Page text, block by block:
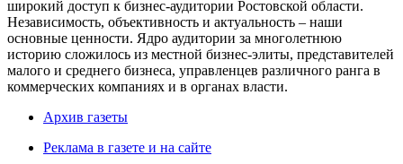
широкий доступ к бизнес-аудитории Ростовской области.
Независимость, объективность и актуальность – наши
основные ценности. Ядро аудитории за многолетнюю
историю сложилось из местной бизнес-элиты, представителей
малого и среднего бизнеса, управленцев различного ранга в
коммерческих компаниях и в органах власти.
Архив газеты
Реклама в газете и на сайте